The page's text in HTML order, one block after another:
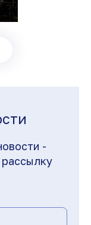
-